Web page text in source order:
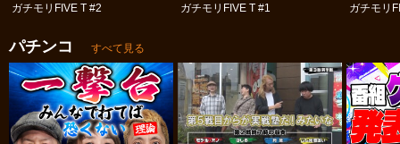
ガチモリFIVE T #2 ガチモリFIVE T #1 ガチモリ
パチンコ すべて見る